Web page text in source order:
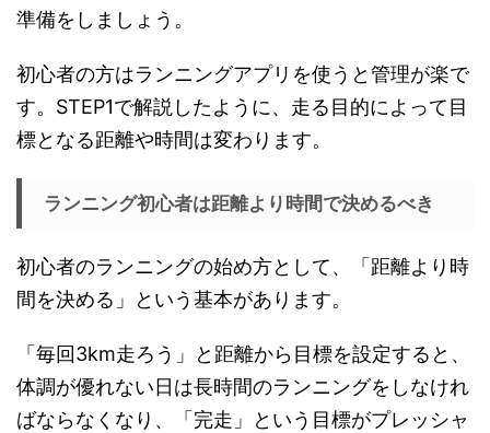
準備をしましょう。
初心者の方はランニングアプリを使うと管理が楽で
す。STEP1で解説したように、走る目的によって目
標となる距離や時間は変わります。
ランニング初心者は距離より時間で決めるべき
初心者のランニングの始め方として、「距離より時
間を決める」という基本があります。
「毎回3km走ろう」と距離から目標を設定すると、
体調が優れない日は長時間のランニングをしなけれ
ばならなくなり、「完走」という目標がプレッシャ